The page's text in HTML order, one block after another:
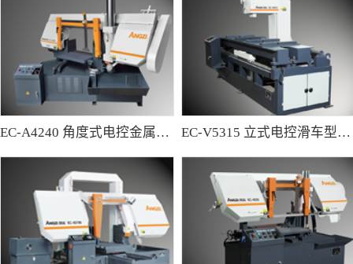
EC-A4240 角度式电控金属带锯床 EC-V5315 立式电控滑车型金属带锯床